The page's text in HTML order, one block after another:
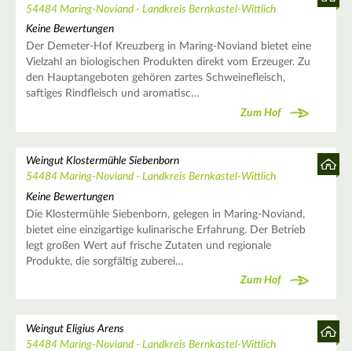
54484 Maring-Noviand - Landkreis Bernkastel-Wittlich
Keine Bewertungen
Der Demeter-Hof Kreuzberg in Maring-Noviand bietet eine
Vielzahl an biologischen Produkten direkt vom Erzeuger. Zu
den Hauptangeboten gehören zartes Schweinefleisch,
saftiges Rindfleisch und aromatisc…
Zum Hof
Weingut Klostermühle Siebenborn
54484 Maring-Noviand - Landkreis Bernkastel-Wittlich
Keine Bewertungen
Die Klostermühle Siebenborn, gelegen in Maring-Noviand,
bietet eine einzigartige kulinarische Erfahrung. Der Betrieb
legt großen Wert auf frische Zutaten und regionale
Produkte, die sorgfältig zuberei…
Zum Hof
Weingut Eligius Arens
54484 Maring-Noviand - Landkreis Bernkastel-Wittlich